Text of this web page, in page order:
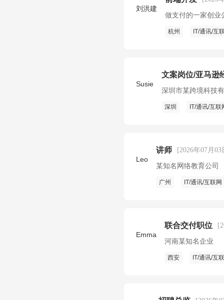
刘洪建
做支付的一家创业
杭州 IT/通讯/互
Susie
文案岗位/亚马逊
深圳市某跨境科技
深圳 IT/通讯/互联
Leo
讲师 [2026年07月03
某知名网络教育公司
广州 IT/通讯/互联网
Emma
联合交付职位
河南某知名企业
西安 IT/通讯/互